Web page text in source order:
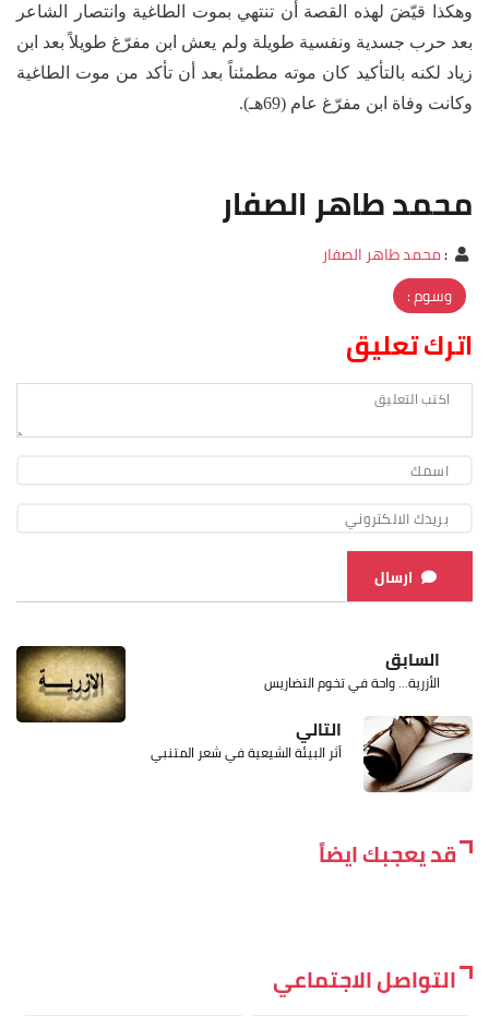
وهكذا قيّضَ لهذه القصة أن تنتهي بموت الطاغية وانتصار الشاعر
بعد حرب جسدية ونفسية طويلة ولم يعش ابن مفرّغ طويلاً بعد ابن
زياد لكنه بالتأكيد كان موته مطمئناً بعد أن تأكد من موت الطاغية
وكانت وفاة ابن مفرّغ عام (69هـ).
محمد طاهر الصفار
:محمد طاهر الصفار
وسوم :
اترك تعليق
ارسال
السابق
الأزرية... واحة في تخوم التضاريس
التالي
أثر البيئة الشيعية في شعر المتنبي
قد يعجبك ايضاً
التواصل الاجتماعي